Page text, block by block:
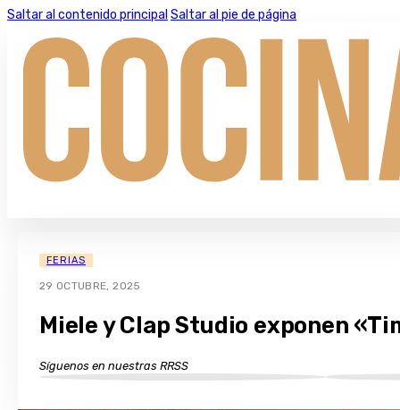
Saltar al contenido principal Saltar al pie de página
FERIAS
29 OCTUBRE, 2025
Miele y Clap Studio exponen
Síguenos en nuestras RRSS